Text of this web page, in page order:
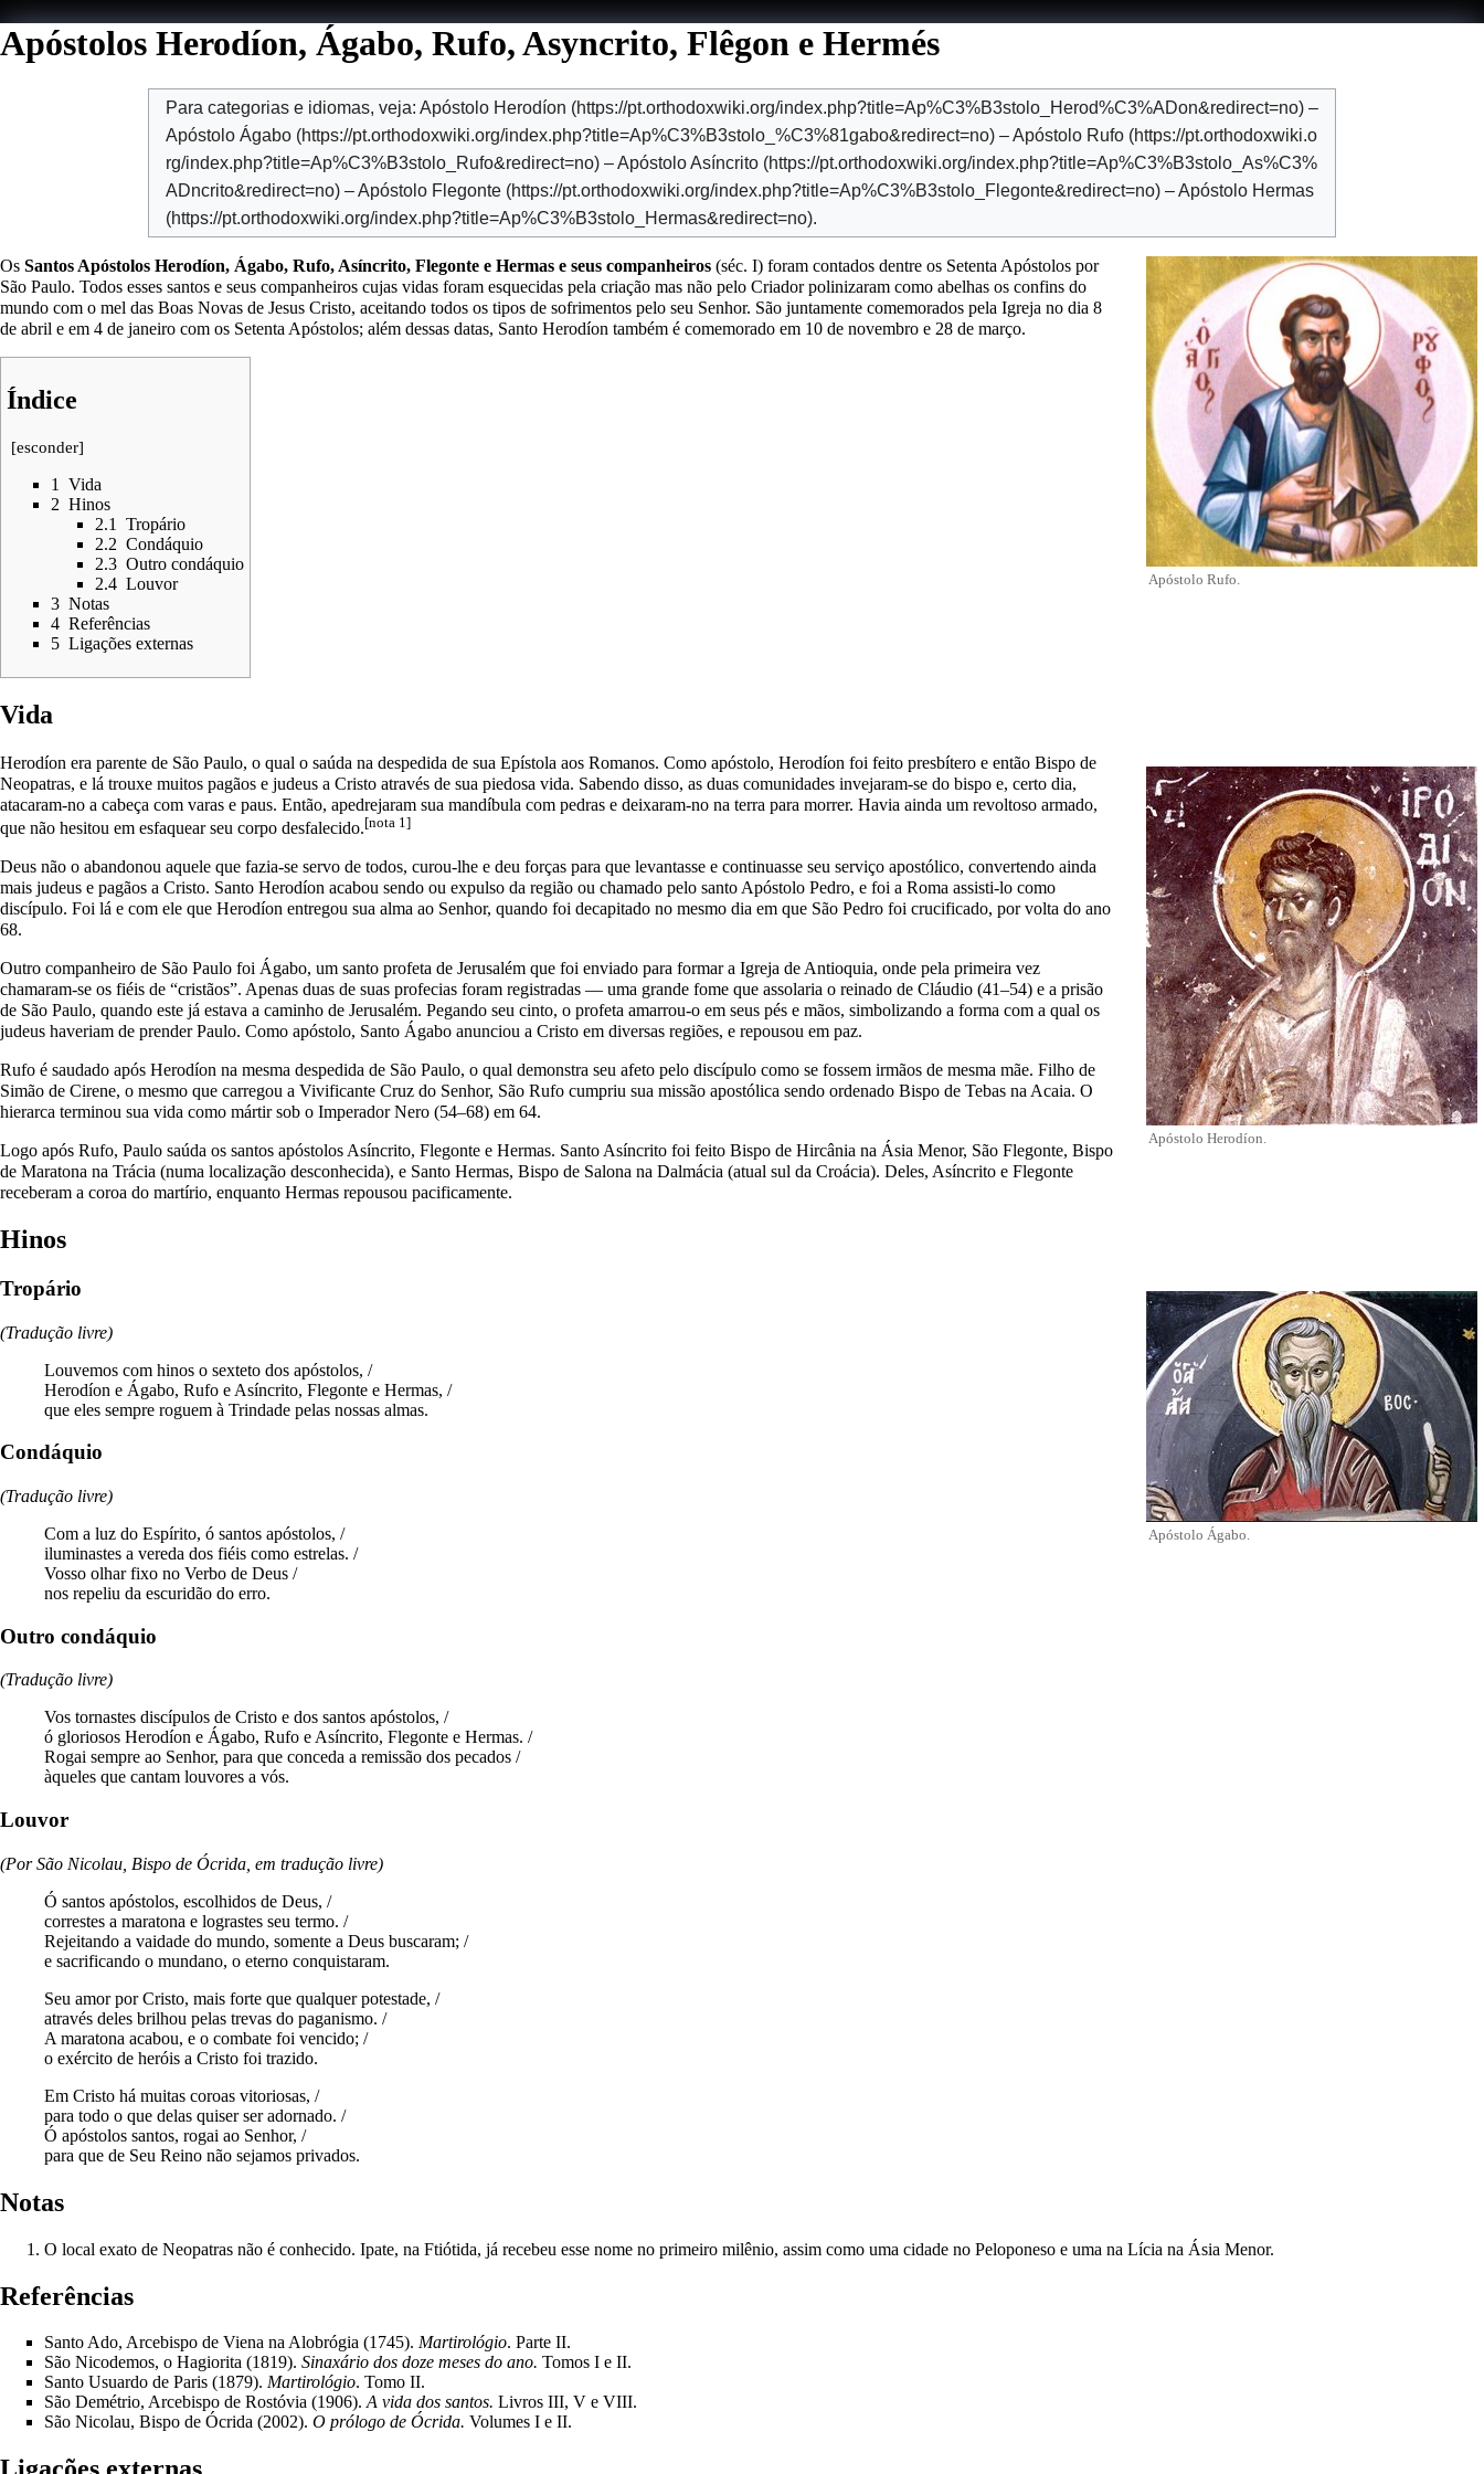
Apóstolos Herodíon, Ágabo, Rufo, Asyncrito, Flêgon e Hermés
Para categorias e idiomas, veja: Apóstolo Herodíon
–
Apóstolo Ágabo
–Apóstolo Rufo
–Apóstolo Asíncrito
–Apóstolo Flegonte –Apóstolo Hermas
.
Apóstolo Rufo.
Os Santos Apóstolos Herodíon, Ágabo, Rufo, Asíncrito, Flegonte e Hermas e seus companheiros (séc. I) foram contados dentre os Setenta Apóstolos por
São Paulo. Todos esses santos e seus companheiros cujas vidas foram esquecidas pela criação mas não pelo Criador polinizaram como abelhas os confins do
mundo com o mel das Boas Novas de Jesus Cristo, aceitando todos os tipos de sofrimentos pelo seu Senhor. São juntamente comemorados pela Igreja no dia 8
de abril e em 4 de janeiro com os Setenta Apóstolos; além dessas datas, Santo Herodíon também é comemorado em 10 de novembro e 28 de março.
Índice
[esconder]
1
Vida
2 Hinos
2.1
Tropário
2.2 Condáquio
2.3 Outro condáquio
2.4 Louvor
3 Notas
4 Referências
5 Ligações externas
Vida
Apóstolo Herodíon.
Herodíon era parente de São Paulo, o qual o saúda na despedida de sua Epístola aos Romanos. Como apóstolo, Herodíon foi feito presbítero e então Bispo de
Neopatras, e lá trouxe muitos pagãos e judeus a Cristo através de sua piedosa vida. Sabendo disso, as duas comunidades invejaram-se do bispo e, certo dia,
atacaram-no a cabeça com varas e paus. Então, apedrejaram sua mandíbula com pedras e deixaram-no na terra para morrer. Havia ainda um revoltoso armado,
que não hesitou em esfaquear seu corpo desfalecido.[nota 1]
Deus não o abandonou aquele que fazia-se servo de todos, curou-lhe e deu forças para que levantasse e continuasse seu serviço apostólico, convertendo ainda
mais judeus e pagãos a Cristo. Santo Herodíon acabou sendo ou expulso da região ou chamado pelo santo Apóstolo Pedro, e foi a Roma assisti-lo como
discípulo. Foi lá e com ele que Herodíon entregou sua alma ao Senhor, quando foi decapitado no mesmo dia em que São Pedro foi crucificado, por volta do ano
68.
Outro companheiro de São Paulo foi Ágabo, um santo profeta de Jerusalém que foi enviado para formar a Igreja de Antioquia, onde pela primeira vez
chamaram-se os fiéis de “cristãos”. Apenas duas de suas profecias foram registradas — uma grande fome que assolaria o reinado de Cláudio (41–54) e a prisão
de São Paulo, quando este já estava a caminho de Jerusalém. Pegando seu cinto, o profeta amarrou-o em seus pés e mãos, simbolizando a forma com a qual os
judeus haveriam de prender Paulo. Como apóstolo, Santo Ágabo anunciou a Cristo em diversas regiões, e repousou em paz.
Rufo é saudado após Herodíon na mesma despedida de São Paulo, o qual demonstra seu afeto pelo discípulo como se fossem irmãos de mesma mãe. Filho de
Simão de Cirene, o mesmo que carregou a Vivificante Cruz do Senhor, São Rufo cumpriu sua missão apostólica sendo ordenado Bispo de Tebas na Acaia. O
hierarca terminou sua vida como mártir sob o Imperador Nero (54–68) em 64.
Logo após Rufo, Paulo saúda os santos apóstolos Asíncrito, Flegonte e Hermas. Santo Asíncrito foi feito Bispo de Hircânia na Ásia Menor, São Flegonte, Bispo
de Maratona na Trácia (numa localização desconhecida), e Santo Hermas, Bispo de Salona na Dalmácia (atual sul da Croácia). Deles, Asíncrito e Flegonte
receberam a coroa do martírio, enquanto Hermas repousou pacificamente.
Hinos
Apóstolo Ágabo.
Tropário
(Tradução livre)
Louvemos com hinos o sexteto dos apóstolos, /
Herodíon e Ágabo, Rufo e Asíncrito, Flegonte e Hermas, /
que eles sempre roguem à Trindade pelas nossas almas.
Condáquio
(Tradução livre)
Com a luz do Espírito, ó santos apóstolos, /
iluminastes a vereda dos fiéis como estrelas. /
Vosso olhar fixo no Verbo de Deus /
nos repeliu da escuridão do erro.
Outro condáquio
(Tradução livre)
Vos tornastes discípulos de Cristo e dos santos apóstolos, /
ó gloriosos Herodíon e Ágabo, Rufo e Asíncrito, Flegonte e Hermas. /
Rogai sempre ao Senhor, para que conceda a remissão dos pecados /
àqueles que cantam louvores a vós.
Louvor
(Por São Nicolau, Bispo de Ócrida, em tradução livre)
Ó santos apóstolos, escolhidos de Deus, /
correstes a maratona e lograstes seu termo. /
Rejeitando a vaidade do mundo, somente a Deus buscaram; /
e sacrificando o mundano, o eterno conquistaram.
Seu amor por Cristo, mais forte que qualquer potestade, /
através deles brilhou pelas trevas do paganismo. /
A maratona acabou, e o combate foi vencido; /
o exército de heróis a Cristo foi trazido.
Em Cristo há muitas coroas vitoriosas, /
para todo o que delas quiser ser adornado. /
Ó apóstolos santos, rogai ao Senhor, /
para que de Seu Reino não sejamos privados.
Notas
O local exato de Neopatras não é conhecido. Ipate, na Ftiótida, já recebeu esse nome no primeiro milênio, assim como uma cidade no Peloponeso e uma na Lícia na Ásia Menor.
Referências
Santo Ado, Arcebispo de Viena na Alobrógia (1745). Martirológio. Parte II.
São Nicodemos, o Hagiorita (1819). Sinaxário dos doze meses do ano. Tomos I e II.
Santo Usuardo de Paris (1879). Martirológio. Tomo II.
São Demétrio, Arcebispo de Rostóvia (1906).A vida dos santos. Livros III, V e VIII.
São Nicolau, Bispo de Ócrida (2002). O prólogo de Ócrida. Volumes I e II.